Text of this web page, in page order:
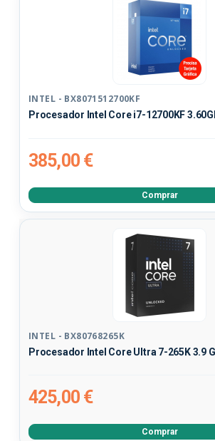
INTEL - BX8071512700KF
Procesador Intel Core i7-12700KF
385,00 €
Comprar
INTEL - BX80768265K
Procesador Intel Core Ultra 7-265K 3.9
425,00 €
Comprar